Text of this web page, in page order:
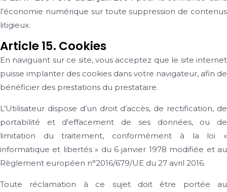
l’économie numérique sur toute suppression de contenus
litigieux.
Article 15. Cookies
En naviguant sur ce site, vous acceptez que le site internet
puisse implanter des cookies dans votre navigateur, afin de
bénéficier des prestations du prestataire.
L’Utilisateur dispose d’un droit d’accès, de rectification, de
portabilité et d’effacement de ses données, ou de
limitation du traitement, conformément à la loi «
informatique et libertés » du 6 janvier 1978 modifiée et au
Règlement européen n°2016/679/UE du 27 avril 2016.
Toute réclamation à ce sujet doit être portée au